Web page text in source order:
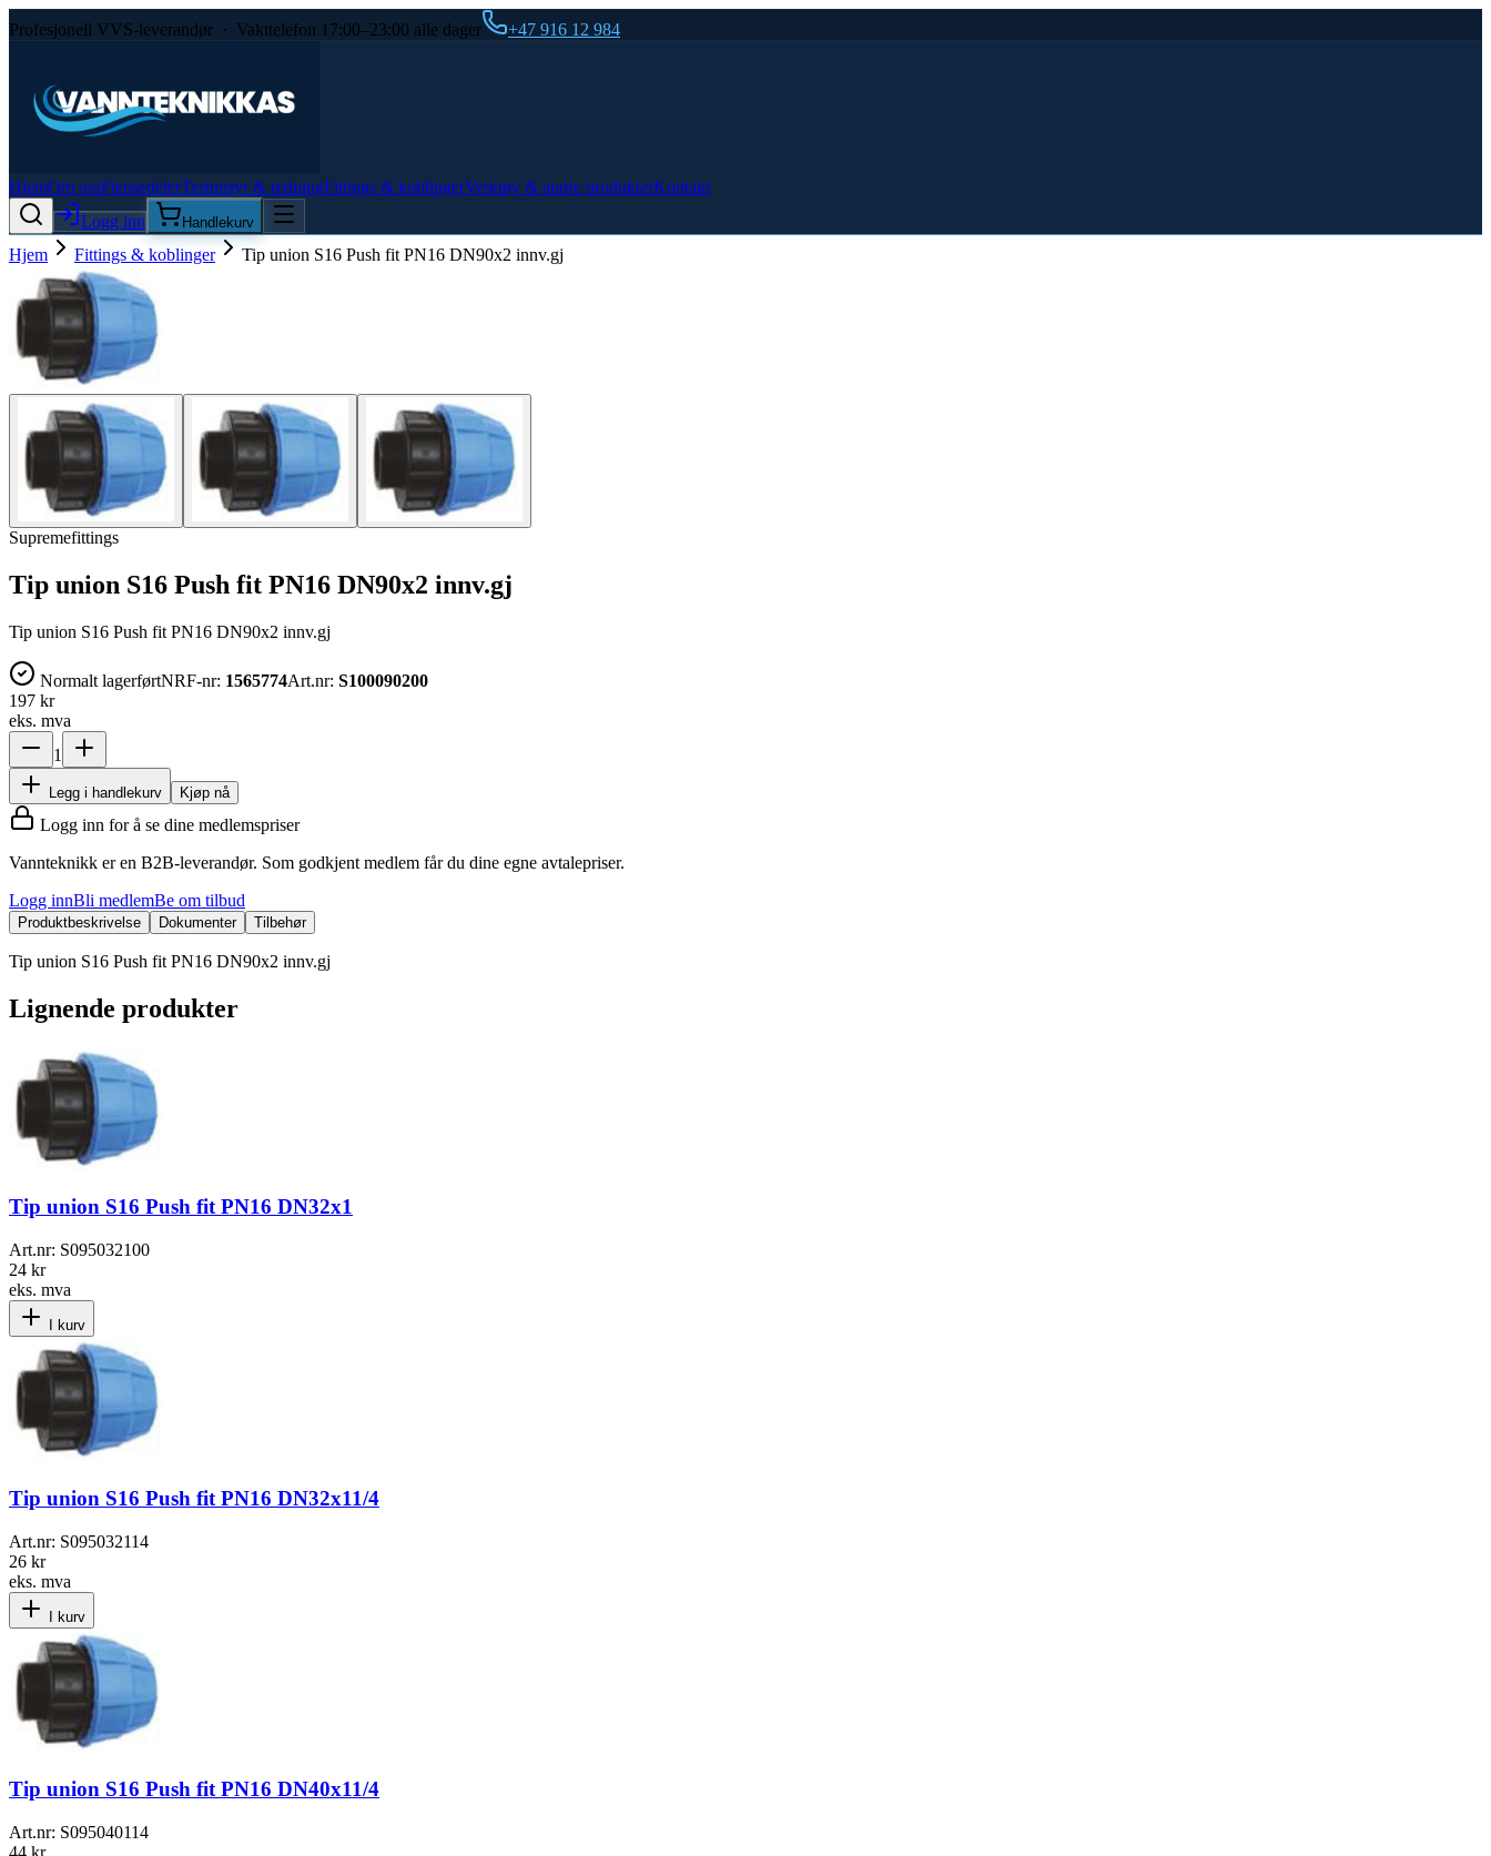
Profesjonell VVS-leverandør · Vakttelefon 17:00–23:00 alle dager +47 916 12 984
HjemOm ossFlensedelerTestutstyr & redningFittings & koblingerVerktøy & andre produkterKontakt
Logg inn
Handlekurv
Hjem Fittings & koblinger Tip union S16 Push fit PN16 DN90x2 innv.gj
Supremefittings
Tip union S16 Push fit PN16 DN90x2 innv.gj
Tip union S16 Push fit PN16 DN90x2 innv.gj
Normalt lagerførtNRF-nr: 1565774Art.nr: S100090200
197 kr
eks. mva
1
Legg i handlekurv Kjøp nå
Logg inn for å se dine medlemspriser
Vannteknikk er en B2B-leverandør. Som godkjent medlem får du dine egne avtalepriser.
Logg innBli medlemBe om tilbud
Produktbeskrivelse Dokumenter Tilbehør
Tip union S16 Push fit PN16 DN90x2 innv.gj
Lignende produkter
Tip union S16 Push fit PN16 DN32x1
Art.nr: S095032100
24 kr
eks. mva
I kurv
Tip union S16 Push fit PN16 DN32x11/4
Art.nr: S095032114
26 kr
eks. mva
I kurv
Tip union S16 Push fit PN16 DN40x11/4
Art.nr: S095040114
44 kr